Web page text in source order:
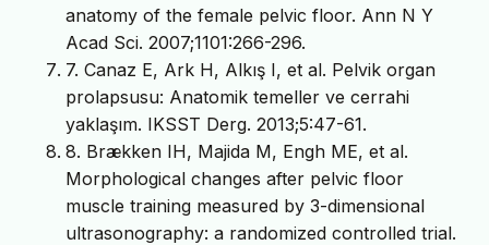
anatomy of the female pelvic floor. Ann N Y
Acad Sci. 2007;1101:266-296.
7. Canaz E, Ark H, Alkış I, et al. Pelvik organ
prolapsusu: Anatomik temeller ve cerrahi
yaklaşım. IKSST Derg. 2013;5:47-61.
8. Brækken IH, Majida M, Engh ME, et al.
Morphological changes after pelvic floor
muscle training measured by 3-dimensional
ultrasonography: a randomized controlled trial.